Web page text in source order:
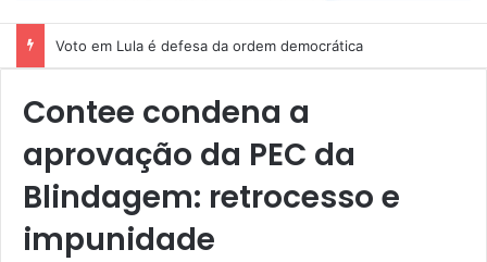
Voto em Lula é defesa da ordem democrática
Contee condena a
aprovação da PEC da
Blindagem: retrocesso e
impunidade